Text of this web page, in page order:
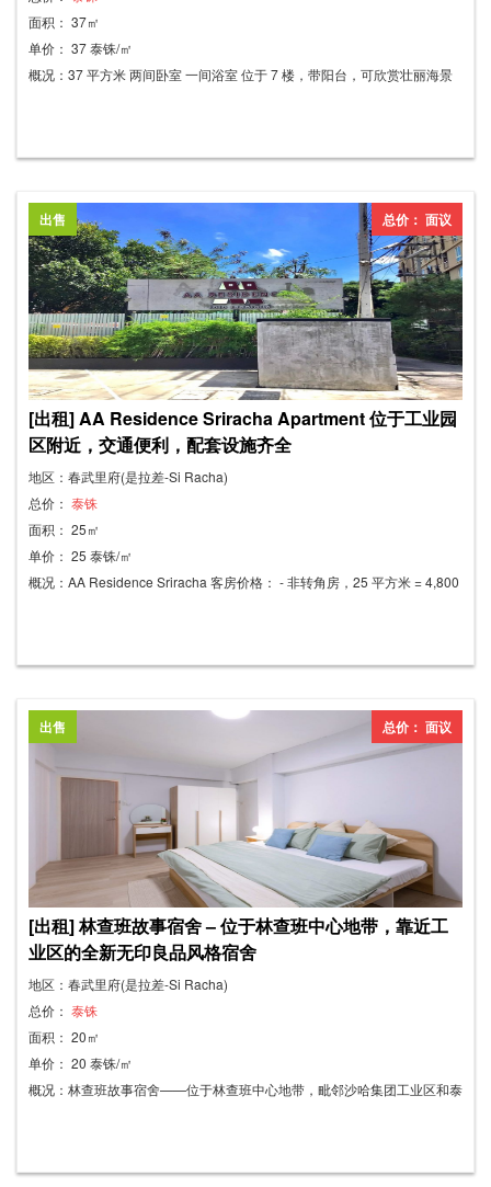
面积： 37㎡
单价： 37 泰铢/㎡
概况：37 平方米 两间卧室 一间浴室 位于 7 楼，带阳台，可欣赏壮丽海景
金 + 一个月预付租金。月租金：9,000 泰铢
总价： 面议
出售
[出租] AA Residence Sriracha Apartment 位于工业园
区附近，交通便利，配套设施齐全
地区：春武里府(是拉差-Si Racha)
总价： 泰铢
面积： 25㎡
单价： 25 泰铢/㎡
概况：AA Residence Sriracha 客房价格： - 非转角房，25 平方米 = 4,800
电视监控 - 现场维修服务 周边地点： - 靠近泰国农业大学 Sriracha 校区 -
靠近泰国石油公司 - 7-Eleven 便利店 - 海港购物中心 - 林查班医院 - 林查班
港 - 靠近素坤逸路 - 靠近 Tesco Lotus 超市 - 靠近 Makro 超市
总价： 面议
出售
[出租] 林查班故事宿舍 – 位于林查班中心地带，靠近工
业区的全新无印良品风格宿舍
地区：春武里府(是拉差-Si Racha)
总价： 泰铢
面积： 20㎡
单价： 20 泰铢/㎡
概况：林查班故事宿舍——位于林查班中心地带，毗邻沙哈集团工业区和泰